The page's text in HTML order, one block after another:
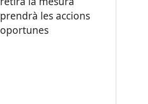
prendrà les accions
oportunes